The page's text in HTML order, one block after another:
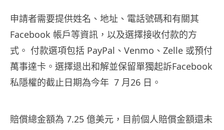
申請者需要提供姓名、地址、電話號碼和有關其
Facebook 帳戶等資訊，以及選擇接收付款的方
式。 付款選項包括 PayPal、Venmo、Zelle 或預付
萬事達卡。選擇退出和解並保留單獨起訴Facebook
私隱權的截止日期為今年 7 月26 日。
賠償總金額為 7.25 億美元，目前個人賠償金額還未